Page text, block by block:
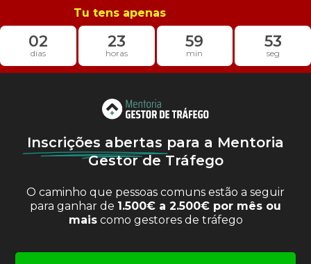
Tu tens apenas
02
dias
23
horas
59
min
52
seg
Inscrições abertas para a Mentoria
Gestor de Tráfego
O caminho que pessoas comuns estão a seguir
para ganhar de 1.500€ a 2.500€ por mês ou
maiscomo gestores de tráfego